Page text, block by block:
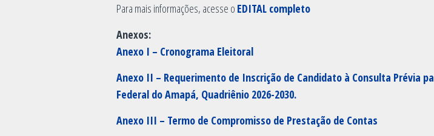
Para mais informações, acesse o EDITAL completo
Anexos:
Anexo I – Cronograma Eleitoral
Anexo II – Requerimento de Inscrição de Candidato à Consulta Prévia
Federal do Amapá, Quadriênio 2026-2030.
Anexo III – Termo de Compromisso de Prestação de Contas